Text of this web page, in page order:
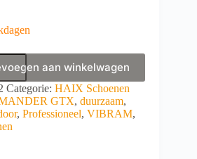
aan winkelwagen
Categorie: HAIX Schoenen
GTX, duurzaam,
, Professioneel, VIBRAM,